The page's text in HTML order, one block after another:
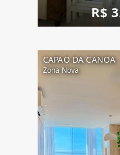
R$
CAPAO DA CANOA
Zona Nova